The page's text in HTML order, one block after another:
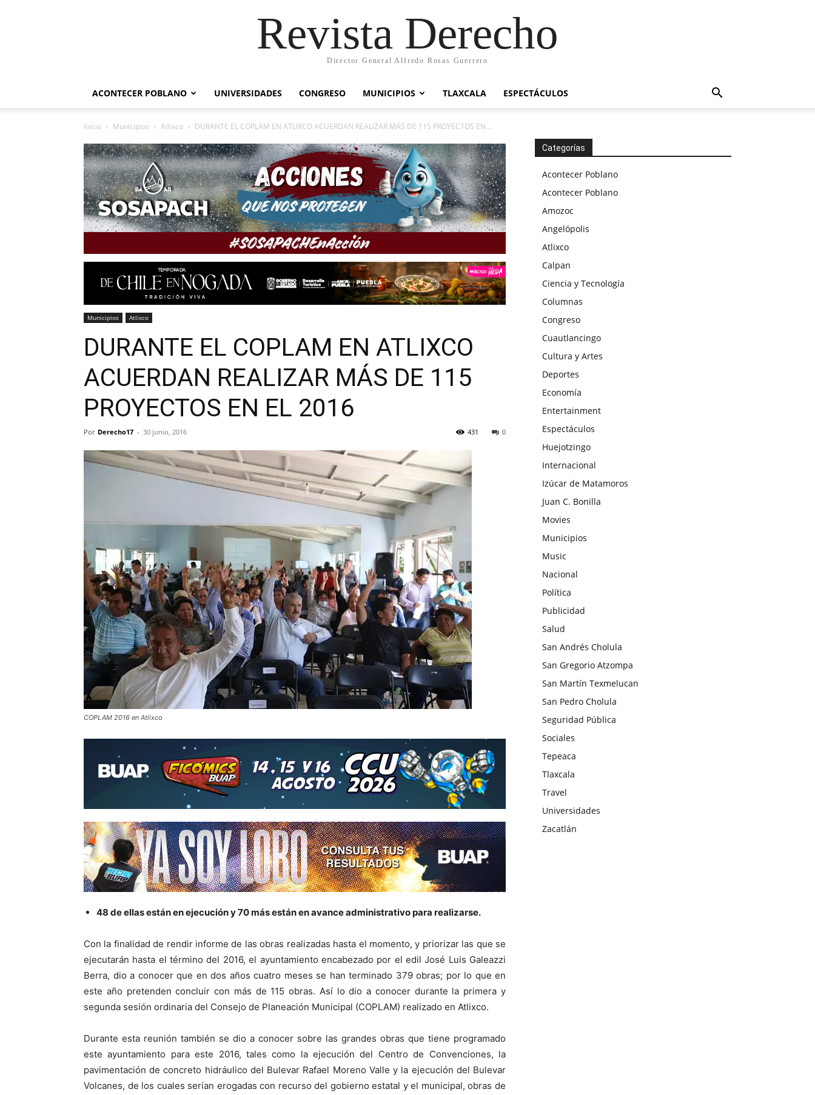
Revista Derecho
Director General Alfredo Rosas Guerrero
ACONTECER POBLANO UNIVERSIDADES CONGRESO MUNICIPIOS TLAXCALA ESPECTÁCULOS
Inicio Municipios Atlixco DURANTE EL COPLAM EN ATLIXCO ACUERDAN REALIZAR MÁS DE 115 PROYECTOS EN...
Municipios Atlixco
DURANTE EL COPLAM EN ATLIXCO
ACUERDAN REALIZAR MÁS DE 115
PROYECTOS EN EL 2016
Por Derecho17 - 30 junio, 2016 0
431
COPLAM 2016 en Atlixco
48 de ellas están en ejecución y 70 más están en avance administrativo para realizarse.
Con la finalidad de rendir informe de las obras realizadas hasta el momento, y priorizar las que se
ejecutarán hasta el término del 2016, el ayuntamiento encabezado por el edil José Luis Galeazzi
Berra, dio a conocer que en dos años cuatro meses se han terminado 379 obras; por lo que en
este año pretenden concluir con más de 115 obras. Así lo dio a conocer durante la primera y
segunda sesión ordinaria del Consejo de Planeación Municipal (COPLAM) realizado en Atlixco.
Durante esta reunión también se dio a conocer sobre las grandes obras que tiene programado
este ayuntamiento para este 2016, tales como la ejecución del Centro de Convenciones, la
pavimentación de concreto hidráulico del Bulevar Rafael Moreno Valle y la ejecución del Bulevar
Volcanes, de los cuales serían erogadas con recurso del gobierno estatal y el municipal, obras de
Categorías
Acontecer Poblano
Acontecer Poblano
Amozoc
Angelópolis
Atlixco
Calpan
Ciencia y Tecnología
Columnas
Congreso
Cuautlancingo
Cultura y Artes
Deportes
Economía
Entertainment
Espectáculos
Huejotzingo
Internacional
Izúcar de Matamoros
Juan C. Bonilla
Movies
Municipios
Music
Nacional
Política
Publicidad
Salud
San Andrés Cholula
San Gregorio Atzompa
San Martín Texmelucan
San Pedro Cholula
Seguridad Pública
Sociales
Tepeaca
Tlaxcala
Travel
Universidades
Zacatlán